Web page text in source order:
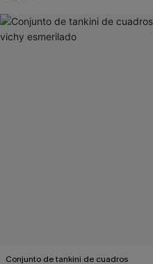
Conjunto de tankini de cuadros